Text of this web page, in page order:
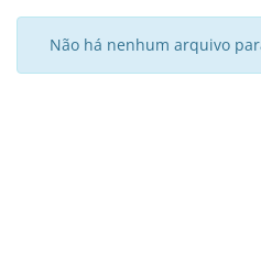
Não há nenhum arquivo